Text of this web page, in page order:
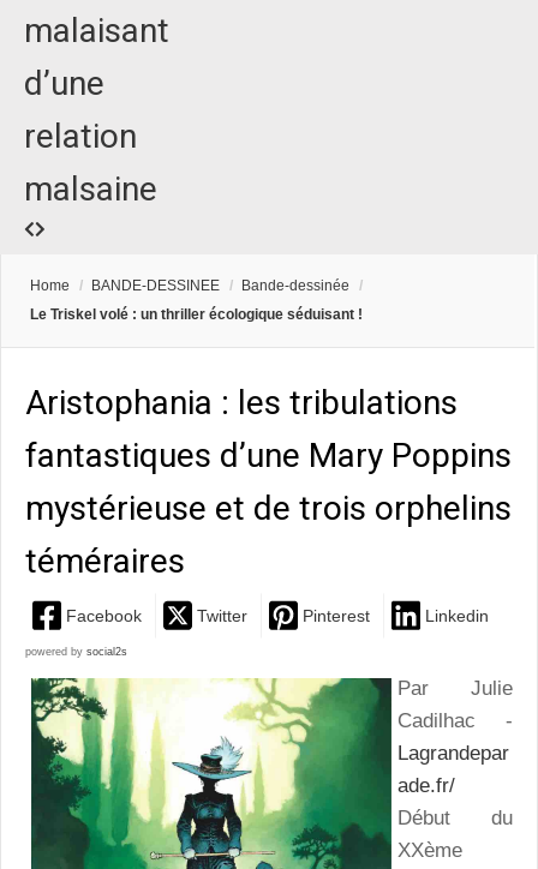
malaisant
d’une
relation
malsaine
Home / BANDE-DESSINEE / Bande-dessinée
/
Le Triskel volé : un thriller écologique séduisant !
Aristophania : les tribulations
fantastiques d’une Mary Poppins
mystérieuse et de trois orphelins
téméraires
Facebook Twitter Pinterest Linkedin
powered by social2s
Par Julie
Cadilhac -
Lagrandepar
ade.fr/
Début du
XXème